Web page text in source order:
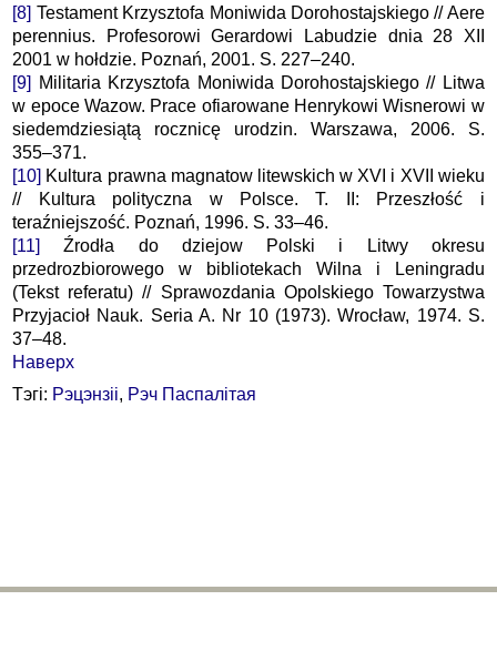
[8] Testament Krzysztofa Moniwida Dorohostajskiego // Aere
perennius. Profesorowi Gerardowi Labudzie dnia 28 XII
2001 w hołdzie. Poznań, 2001. S. 227–240.
[9]
Militaria Krzysztofa Moniwida Dorohostajskiego // Litwa
w epoce Wazow. Prace ofiarowane Henrykowi Wisnerowi w
siedemdziesiątą rocznicę urodzin. Warszawa, 2006. S.
355–371.
[10] Kultura prawna magnatow litewskich w XVI i XVII wieku
// Kultura polityczna w Polsce. T. II: Przeszłość i
teraźniejszość. Poznań, 1996. S. 33–46.
[11]
Źrodła do dziejow Polski i Litwy okresu
przedrozbiorowego w bibliotekach Wilna i Leningradu
(Tekst referatu) // Sprawozdania Opolskiego Towarzystwa
Przyjacioł Nauk. Seria A. Nr 10 (1973). Wrocław, 1974. S.
37–48.
Наверх
Тэгі: Рэцэнзіі, Рэч Паспалітая